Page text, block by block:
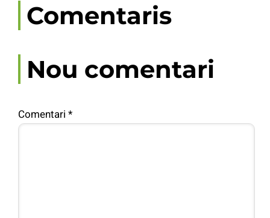
Comentaris
Nou comentari
Comentari *